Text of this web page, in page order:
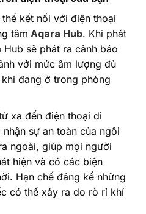
kết nối với điện thoại
tâm Aqara Hub. Khi phát
sẽ phát ra cảnh báo
với mức âm lượng đủ
đang ở trong phòng
xa đến điện thoại di
sự an toàn của ngôi
ngoài, giúp mọi người
hiện và có các biện
Hạn chế đáng kể những
có thể xảy ra do rò rỉ khí